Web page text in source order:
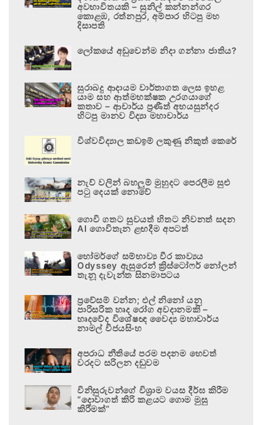
අවභාවිතයකි – සුනිල් කන්නන්ගර
කොළඹ, රත්නපුර, අම්පාර හිටපු මහ
දිසාපති
ලෝකයේ අඩුවෙන්ම නිදා ගන්නා ජාතිය?
සුරාබදු ආදායම වාර්තාගත ලෙස ඉහළ
යාම සහ ආත්මභක්ෂක උරගයාගේ
කතාව – ආචාර්ය ප්‍රණීත් අභයසුන්දර
හිටපු මානව විද්‍යා මහාචාර්ය
විශ්වවිද්‍යාල කඩඉම් ලකුණු නිකුත් කෙරේ
නැව් වලින් බහලුම් මුහුදට පෙරලීම සුළු
පටු දෙයක් නොවේ
ගොවි ගතට සුවයත් හිතට නිවනත් සදන
AI ගොවිතැන ළඟදීම අපටත්
හෝමර්ගේ සම්භාව්‍ය වීර කාව්‍යය
Odyssey ඇසුරෙන් ක්‍රිස්ටෝෆර් නෝලන්
තැනූ දැවැන්ත සිනමාපටය
ප්‍රවේසම් වන්න; එල් නිනෝ යනු
පාරිසරික හෘද රෝග අවදානමකි –
හෘදවේද විශේෂඥ වෛද්‍ය මහාචාර්ය
නාමල් විජයසිංහ
අපරාධ නීතියේ පරම පදනම හෙවත්
වරදට සරිලන දඬුවම
විනිසුරුවන්ගේ විශ්‍රාම වයස දීර්ඝ කිරීම
“දොවාගත් කිරි කළයට ගොම මුසු
කිරීමක්”